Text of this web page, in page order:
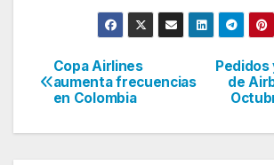
Navegación
de
de
Copa Airlines
aumenta frecuencias
en Colombia